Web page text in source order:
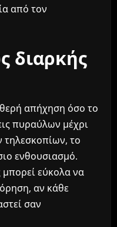
από τον
διαρκής
απήχηση όσο το
πυραύλων μέχρι
τηλεσκοπίων, το
ενθουσιασμό.
εύκολα να
αν κάθε
σαν